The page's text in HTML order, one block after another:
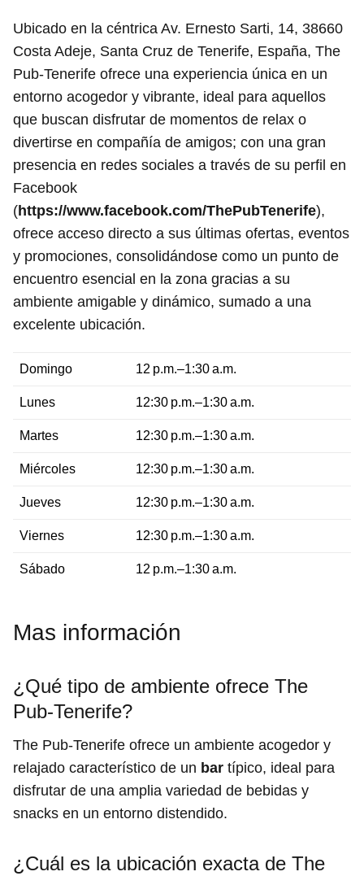
Ubicado en la céntrica Av. Ernesto Sarti, 14, 38660
Costa Adeje, Santa Cruz de Tenerife, España, The
Pub-Tenerife ofrece una experiencia única en un
entorno acogedor y vibrante, ideal para aquellos
que buscan disfrutar de momentos de relax o
divertirse en compañía de amigos; con una gran
presencia en redes sociales a través de su perfil en
Facebook
(https://www.facebook.com/ThePubTenerife),
ofrece acceso directo a sus últimas ofertas, eventos
y promociones, consolidándose como un punto de
encuentro esencial en la zona gracias a su
ambiente amigable y dinámico, sumado a una
excelente ubicación.
Domingo 12 p.m.–1:30 a.m.
Lunes 12:30 p.m.–1:30 a.m.
Martes 12:30 p.m.–1:30 a.m.
Miércoles 12:30 p.m.–1:30 a.m.
Jueves 12:30 p.m.–1:30 a.m.
Viernes 12:30 p.m.–1:30 a.m.
Sábado 12 p.m.–1:30 a.m.
Mas información
¿Qué tipo de ambiente ofrece The
Pub-Tenerife?
The Pub-Tenerife ofrece un ambiente acogedor y
relajado característico de un bar típico, ideal para
disfrutar de una amplia variedad de bebidas y
snacks en un entorno distendido.
¿Cuál es la ubicación exacta de The